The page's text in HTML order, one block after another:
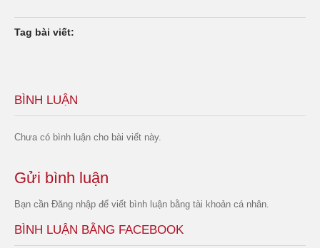
Tag bài viết:
BÌNH LUẬN
Chưa có bình luận cho bài viết này.
Gửi bình luận
Bạn cần Đăng nhập để viết bình luận bằng tài khoản cá nhân.
BÌNH LUẬN BẰNG FACEBOOK